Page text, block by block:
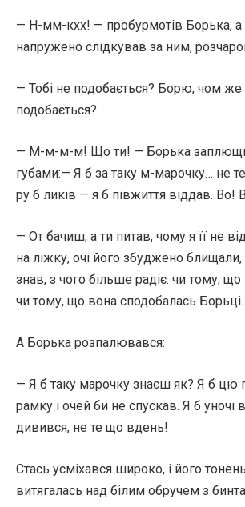
— Н-мм-кхх! — пробурмотів Борька, а
напружено слідкував за ним,
— Тобі не подобається? Борю, чом же
подобається?
— М-м-м-м! Що ти! — Борька
губами:— Я б за таку м-марочку… не
ру б ликів — я б півжиття віддав. Во!
— От бачиш, а ти питав, чому я її не
на ліжку, очі його збуджено блищали,
знав, з чого більше радіє: чи тому,
чи тому, що вона сподобалась Борьці.
А Борька розпалювався:
— Я б таку марочку знаєш як? Я б цю
рамку і очей би не спускав. Я б уночі
дивився, не те що вдень!
Стась усміхався широко, і його
витягалась над білим обручем з бинта